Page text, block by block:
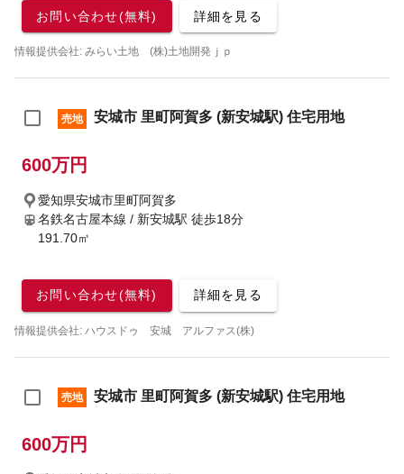
お問い合わせ(無料) 詳細を見る
情報提供会社: みらい土地 (株)土地開発ｊｐ
売地 安城市 里町阿賀多 (新安城駅) 住宅用地
600万円
愛知県安城市里町阿賀多
名鉄名古屋本線 / 新安城駅 徒歩18分
191.70㎡
お問い合わせ(無料) 詳細を見る
情報提供会社: ハウスドゥ 安城 アルファス(株)
売地 安城市 里町阿賀多 (新安城駅) 住宅用地
600万円